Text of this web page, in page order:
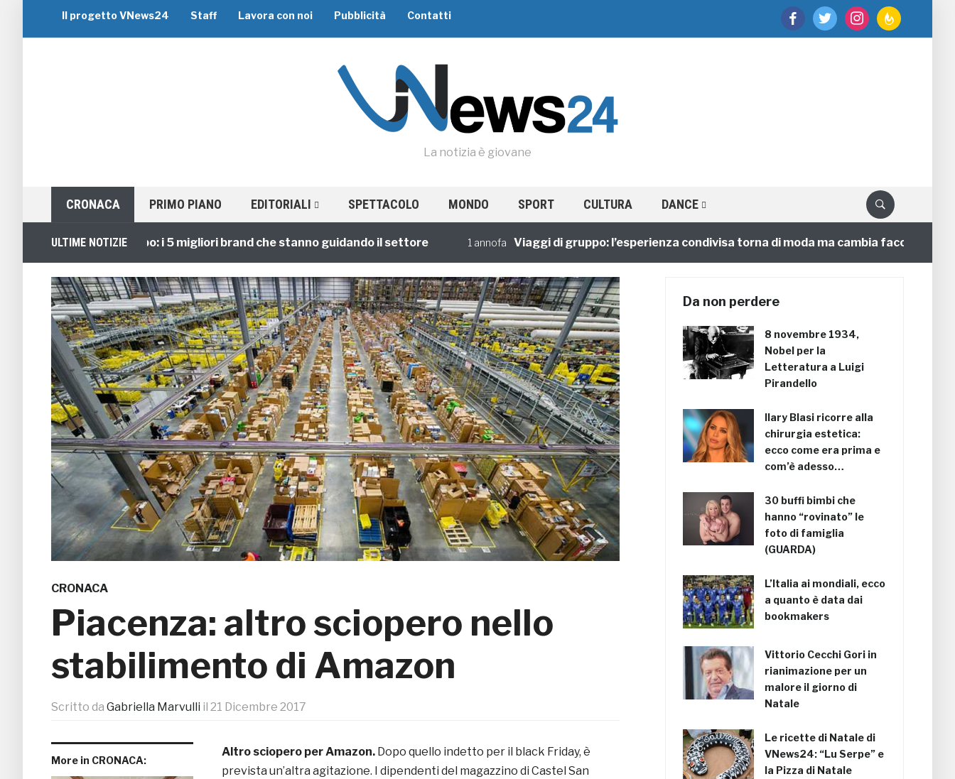
facebooktwitter instagramfeedburner
Il progetto VNews24 Staff Lavora con noi Pubblicità Contatti
La notizia è giovane
CRONACA PRIMO PIANO EDITORIALI SPETTACOLO MONDO SPORT CULTURA DANCE
ULTIME NOTIZIE
Viaggi di Gruppo: i 5 migliori brand che stanno guidando il settore 1 annofa Viaggi di gruppo: l’esperienza condivisa torna di moda ma cambia faccia
CRONACA
Piacenza: altro sciopero nello
stabilimento di Amazon
Scritto da Gabriella Marvulli il 21 Dicembre 2017
More in CRONACA:
Altro sciopero per Amazon. Dopo quello indetto per il black Friday, è
prevista un’altra agitazione. I dipendenti del magazzino di Castel San
Da non perdere
8 novembre 1934,
Nobel per la
Letteratura a Luigi
Pirandello
Ilary Blasi ricorre alla
chirurgia estetica:
ecco come era prima e
com’è adesso…
30 buffi bimbi che
hanno “rovinato” le
foto di famiglia
(GUARDA)
L’Italia ai mondiali, ecco
a quanto è data dai
bookmakers
Vittorio Cecchi Gori in
rianimazione per un
malore il giorno di
Natale
Le ricette di Natale di
VNews24: “Lu Serpe” e
la Pizza di Natale